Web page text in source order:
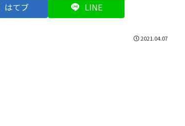
はてブ LINE
2021.04.07